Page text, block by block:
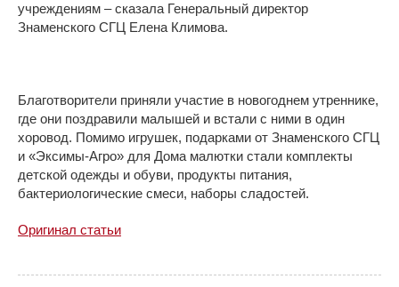
учреждениям – сказала Генеральный директор
Знаменского СГЦ Елена Климова.
Благотворители приняли участие в новогоднем утреннике,
где они поздравили малышей и встали с ними в один
хоровод. Помимо игрушек, подарками от Знаменского СГЦ
и «Эксимы-Агро» для Дома малютки стали комплекты
детской одежды и обуви, продукты питания,
бактериологические смеси, наборы сладостей.
Оригинал статьи